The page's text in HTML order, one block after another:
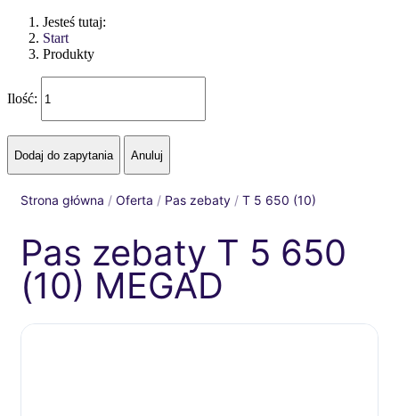
Jesteś tutaj:
Start
Produkty
Ilość:
Strona główna / Oferta / Pas zebaty / T 5 650 (10)
Pas zebaty T 5 650
(10) MEGAD